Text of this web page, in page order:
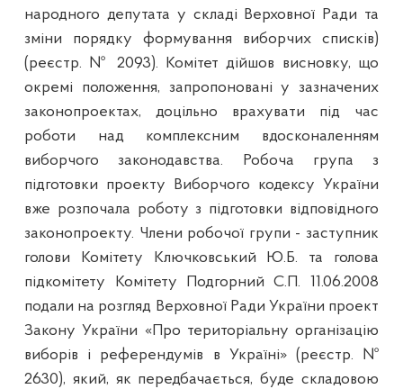
народного депутата у складі Верховної Ради та
зміни порядку формування виборчих списків)
(реєстр. № 2093). Комітет дійшов висновку, що
окремі положення, запропоновані у зазначених
законопроектах, доцільно врахувати під час
роботи над комплексним вдосконаленням
виборчого законодавства. Робоча група з
підготовки проекту Виборчого кодексу України
вже розпочала роботу з підготовки відповідного
законопроекту. Члени робочої групи - заступник
голови Комітету Ключковський Ю.Б. та голова
підкомітету Комітету Подгорний
С.П. 11.06.2008
подали на розгляд Верховної Ради України проект
Закону України «Про територіальну організацію
виборів і референдумів в Україні» (реєстр. №
2630), який, як передбачається, буде складовою